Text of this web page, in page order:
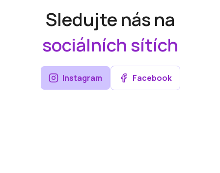
Sledujte nás na
sociálních sítích
Instagram Facebook